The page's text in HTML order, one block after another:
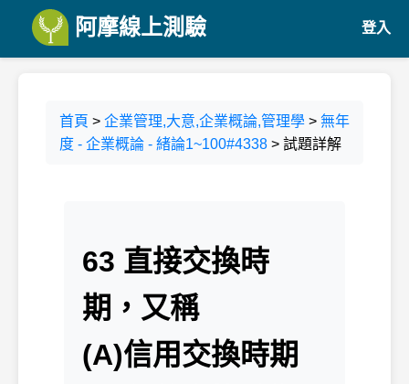
阿摩線上測驗 登入
首頁 > 企業管理,大意,企業概論,管理學 > 無年
度 - 企業概論 - 緒論1~100#4338 > 試題詳解
63 直接交換時
期，又稱
(A)信用交換時期